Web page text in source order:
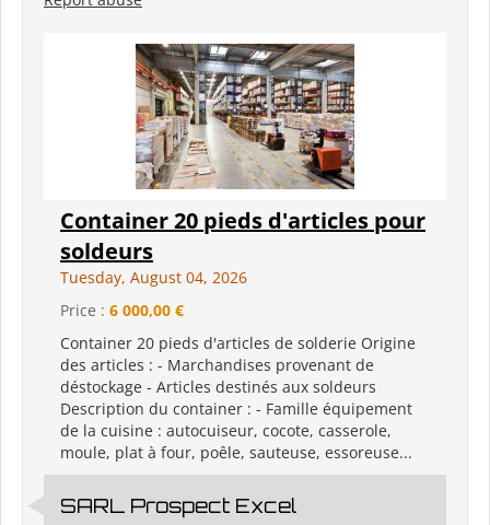
Container 20 pieds d'articles pour
soldeurs
Tuesday, August 04, 2026
Price : 6 000,00 €
Container 20 pieds d'articles de solderie Origine
des articles : - Marchandises provenant de
déstockage - Articles destinés aux soldeurs
Description du container : - Famille équipement
de la cuisine : autocuiseur, cocote, casserole,
moule, plat à four, poêle, sauteuse, essoreuse...
SARL Prospect Excel